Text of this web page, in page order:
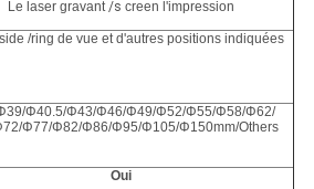
Le laser gravant/s creen l'impression
/ring de vue et d'autres positions indiquées
Φ40.5/Φ43/Φ46/Φ49/Φ52/Φ55/Φ58/Φ62/
Φ77/Φ82/Φ86/Φ95/Φ105/Φ150mm/Others
Oui